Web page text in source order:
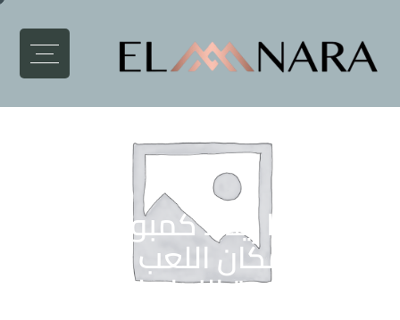
كيدز إريا إيتالا كمبوند و تريا
مول | مكان اللعب للسكان
وفرصة النجاح للتجار